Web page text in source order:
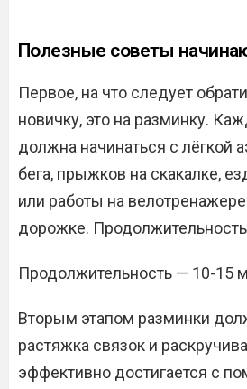
Полезные советы
Первое, на что следует
новичку, это на разминку.
должна начинаться с лёгкой
бега, прыжков на скакалке,
или работы на
дорожке.
Продолжительность — 10-15
Вторым этапом разминки
растяжка связок и
эффективно достигается с